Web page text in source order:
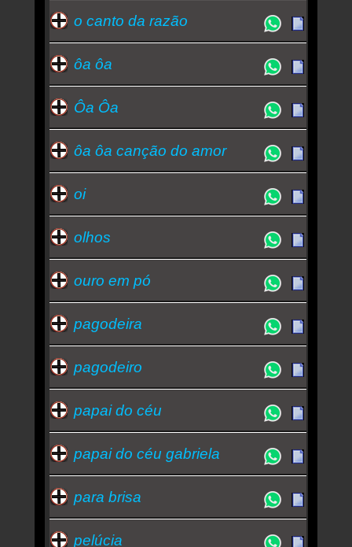
o canto da razão
ôa ôa
Ôa Ôa
ôa ôa canção do amor
oi
olhos
ouro em pó
pagodeira
pagodeiro
papai do céu
papai do céu gabriela
para brisa
pelúcia